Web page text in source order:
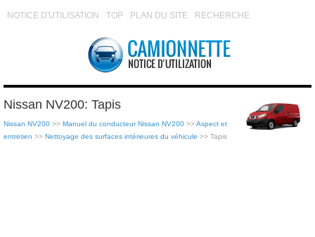
NOTICE D'UTILISATION TOP PLAN DU SITE RECHERCHE
Nissan NV200: Tapis
Nissan NV200 >> Manuel du conducteur Nissan NV200 >>Aspect et
entretien >> Nettoyage des surfaces intérieures du véhicule >> Tapis